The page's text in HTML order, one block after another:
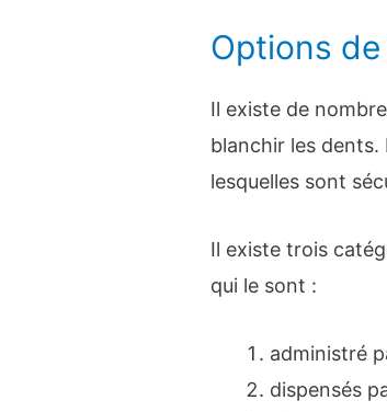
Options
Il existe de
blanchir les dents.
lesquelles sont
Il existe trois
qui le sont :
administré
dispensés